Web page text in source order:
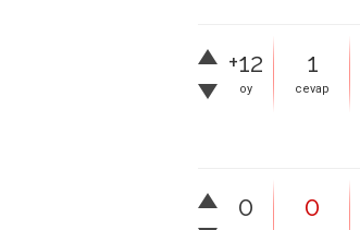
+12
oy
1
cevap
0 0